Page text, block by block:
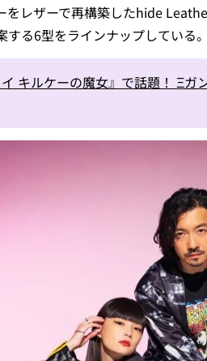
をレザーで再構築したhide
る6型をラインナップしている。
キルケーの魔女』で話題！ Ξ